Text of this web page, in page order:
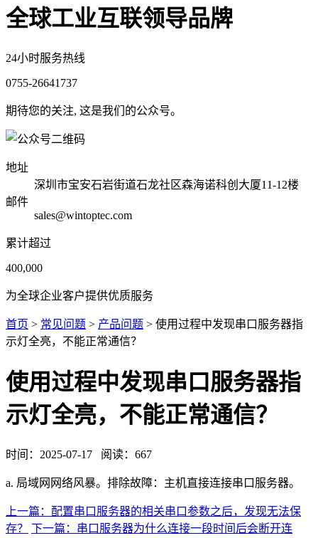
全球工业互联领导品牌
24小时服务热线
0755-26641737
期待您的关注, 这是我们的公众号。
地址
深圳市宝安石岩街道石龙社区森海诺科创大厦11-12楼
邮件
sales@wintoptec.com
累计超过
400,000
为全球企业客户提供优质服务
首页 > 常见问题 > 产品问题 > 使用过程中发现串口服务器指
示灯全亮，不能正常通信？
使用过程中发现串口服务器指
示灯全亮，不能正常通信？
时间： 2025-07-17 阅读： 667
a. 局域网网络风暴。排除故障：主机直接连接串口服务器。
上一篇：配置串口服务器的相关串口参数之后，发现无法保
存？
下一篇：串口服务器为什么连接一段时间后会断开连